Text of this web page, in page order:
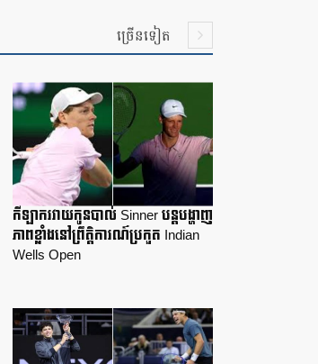
ច្រើនទៀត
កីឡាករវាយកូនបាល់ Sinner បន្តបង្ហាញ
ភាពខ្លាំងនៅព្រឹត្តិការណ៍ប្រកួត Indian
Wells Open